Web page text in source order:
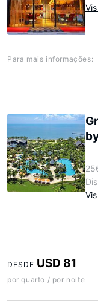
Para mais informações:
DESDE USD 81
por quarto / por noite